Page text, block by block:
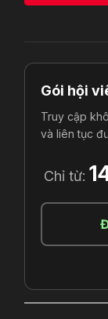
Gói hội
Truy cập
và liên tục
Chỉ từ: